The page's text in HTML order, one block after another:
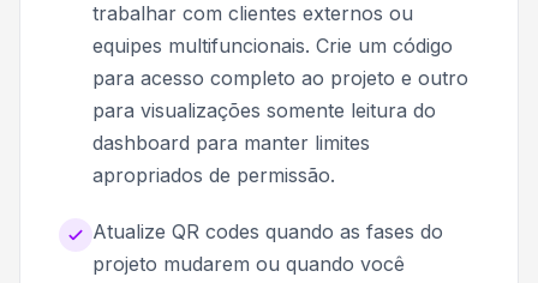
trabalhar com clientes externos ou
equipes multifuncionais. Crie um código
para acesso completo ao projeto e outro
para visualizações somente leitura do
dashboard para manter limites
apropriados de permissão.
Atualize QR codes quando as fases do
projeto mudarem ou quando você